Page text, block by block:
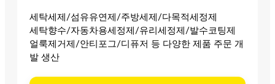
세탁세제/섬유유연제/주방세제/다목적세정제
세탁향수/자동차용세정제/유리세정제/발수코팅제
얼룩제거제/안티포그/디퓨저 등 다양한 제품 주문 개
발 생산